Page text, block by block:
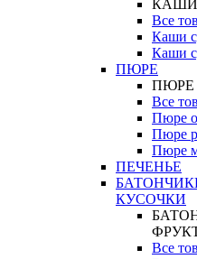
КАШИ
Все
Каши
Каши
ПЮРЕ
ПЮРЕ
Все
Пюре
Пюре
Пюре
ПЕЧЕНЬЕ
КУСОЧКИ
Все